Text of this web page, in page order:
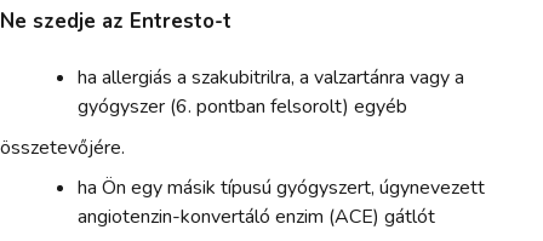
Ne szedje az Entresto-t
ha allergiás a szakubitrilra, a valzartánra vagy a
gyógyszer (6. pontban felsorolt) egyéb
összetevőjére.
ha Ön egy másik típusú gyógyszert, úgynevezett
angiotenzin-konvertáló enzim (ACE) gátlót